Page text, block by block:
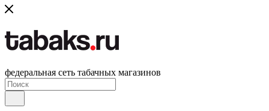
федеральная сеть табачных магазинов